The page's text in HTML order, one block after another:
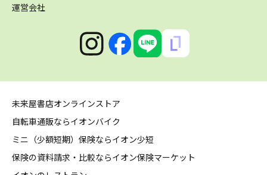
運営会社
未来屋書店オンラインストア
自転車通販ならイオンバイク
ミニ（少額短期）保険ならイオン少短
保険の資料請求・比較ならイオン保険マーケット